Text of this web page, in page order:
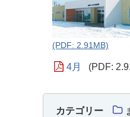
(PDF: 2.91MB)
4月 (PDF:
カテゴリー